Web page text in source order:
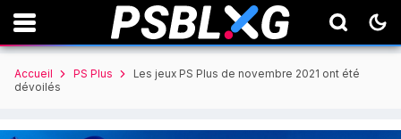
Accueil PS Plus
Les jeux PS Plus de novembre 2021 ont été
dévoilés